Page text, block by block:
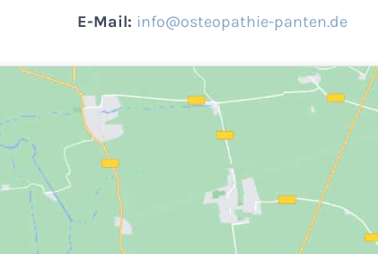
E-Mail: info@osteopathie-panten.de